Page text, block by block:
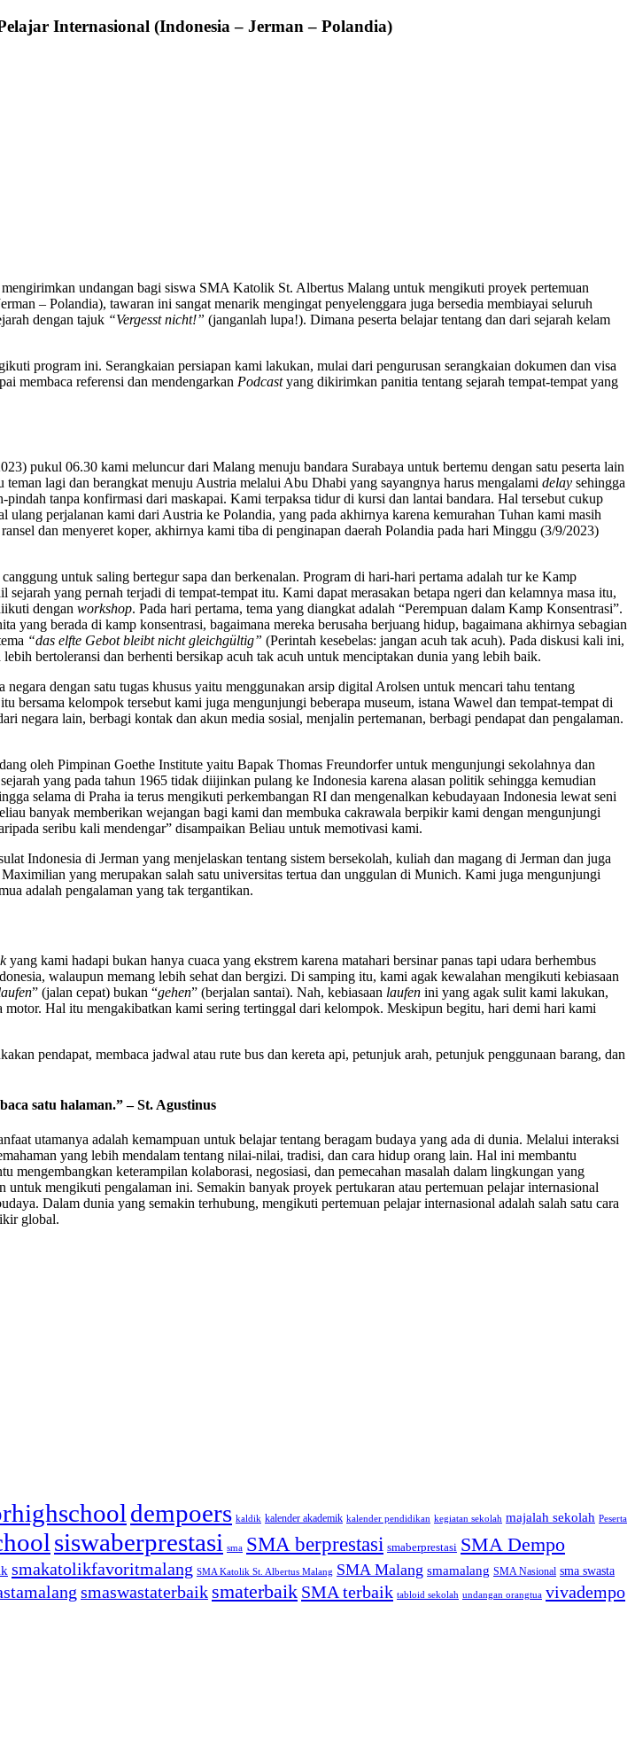
Internasional (Indonesia – Jerman – Polandia)
undangan bagi siswa SMA Katolik St. Albertus Malang untuk mengikuti proyek pertemuan
– Polandia), tawaran ini sangat menarik mengingat penyelenggara juga bersedia membiayai seluruh
dengan tajuk “Vergesst nicht!” (janganlah lupa!). Dimana peserta belajar tentang dan dari sejarah kelam
program ini. Serangkaian persiapan kami lakukan, mulai dari pengurusan serangkaian dokumen dan visa
membaca referensi dan mendengarkan Podcastyang dikirimkan panitia tentang sejarah tempat-tempat yang
pukul 06.30 kami meluncur dari Malang menuju bandara Surabaya untuk bertemu dengan satu peserta lain
lagi dan berangkat menuju Austria melalui Abu Dhabi yang sayangnya harus mengalami delay sehingga
pindah tanpa konfirmasi dari maskapai. Kami terpaksa tidur di kursi dan lantai bandara. Hal tersebut cukup
perjalanan kami dari Austria ke Polandia, yang pada akhirnya karena kemurahan Tuhan kami masih
dan menyeret koper, akhirnya kami tiba di penginapan daerah Polandia pada hari Minggu (3/9/2023)
untuk saling bertegur sapa dan berkenalan. Program di hari-hari pertama adalah tur ke Kamp
yang pernah terjadi di tempat-tempat itu. Kami dapat merasakan betapa ngeri dan kelamnya masa itu,
dengan workshop. Pada hari pertama, tema yang diangkat adalah “Perempuan dalam Kamp Konsentrasi”.
berada di kamp konsentrasi, bagaimana mereka berusaha berjuang hidup, bagaimana akhirnya sebagian
“das elfte Gebot bleibt nicht gleichgültig” (Perintah kesebelas: jangan acuh tak acuh). Pada diskusi kali ini,
bertoleransi dan berhenti bersikap acuh tak acuh untuk menciptakan dunia yang lebih baik.
dengan satu tugas khusus yaitu menggunakan arsip digital Arolsen untuk mencari tahu tentang
bersama kelompok tersebut kami juga mengunjungi beberapa museum, istana Wawel dan tempat-tempat di
negara lain, berbagi kontak dan akun media sosial, menjalin pertemanan, berbagi pendapat dan pengalaman.
oleh Pimpinan Goethe Institute yaitu Bapak Thomas Freundorfer untuk mengunjungi sekolahnya dan
yang pada tahun 1965 tidak diijinkan pulang ke Indonesia karena alasan politik sehingga kemudian
selama di Praha ia terus mengikuti perkembangan RI dan mengenalkan kebudayaan Indonesia lewat seni
banyak memberikan wejangan bagi kami dan membuka cakrawala berpikir kami dengan mengunjungi
seribu kali mendengar” disampaikan Beliau untuk memotivasi kami.
Indonesia di Jerman yang menjelaskan tentang sistem bersekolah, kuliah dan magang di Jerman dan juga
yang merupakan salah satu universitas tertua dan unggulan di Munich. Kami juga mengunjungi
adalah pengalaman yang tak tergantikan.
yang kami hadapi bukan hanya cuaca yang ekstrem karena matahari bersinar panas tapi udara berhembus
walaupun memang lebih sehat dan bergizi. Di samping itu, kami agak kewalahan mengikuti kebiasaan
” (jalan cepat) bukan “gehen” (berjalan santai). Nah, kebiasaan laufen ini yang agak sulit kami lakukan,
Hal itu mengakibatkan kami sering tertinggal dari kelompok. Meskipun begitu, hari demi hari kami
pendapat, membaca jadwal atau rute bus dan kereta api, petunjuk arah, petunjuk penggunaan barang, dan
satu halaman.” – St. Agustinus
utamanya adalah kemampuan untuk belajar tentang beragam budaya yang ada di dunia. Melalui interaksi
yang lebih mendalam tentang nilai-nilai, tradisi, dan cara hidup orang lain. Hal ini membantu
mengembangkan keterampilan kolaborasi, negosiasi, dan pemecahan masalah dalam lingkungan yang
mengikuti pengalaman ini. Semakin banyak proyek pertukaran atau pertemuan pelajar internasional
Dalam dunia yang semakin terhubung, mengikuti pertemuan pelajar internasional adalah salah satu cara
global.
dempoers kaldik kalender akademik kalender pendidikan kegiatan sekolah majalah sekolah Peserta
siswaberprestasi sma SMA berprestasi smaberprestasi SMA Dempo
smakatolikfavoritmalang SMA Katolik St. Albertus Malang SMA Malang smamalang SMA Nasional sma swasta
smaswastaterbaik smaterbaik SMA terbaik tabloid sekolah undangan orangtua vivadempo